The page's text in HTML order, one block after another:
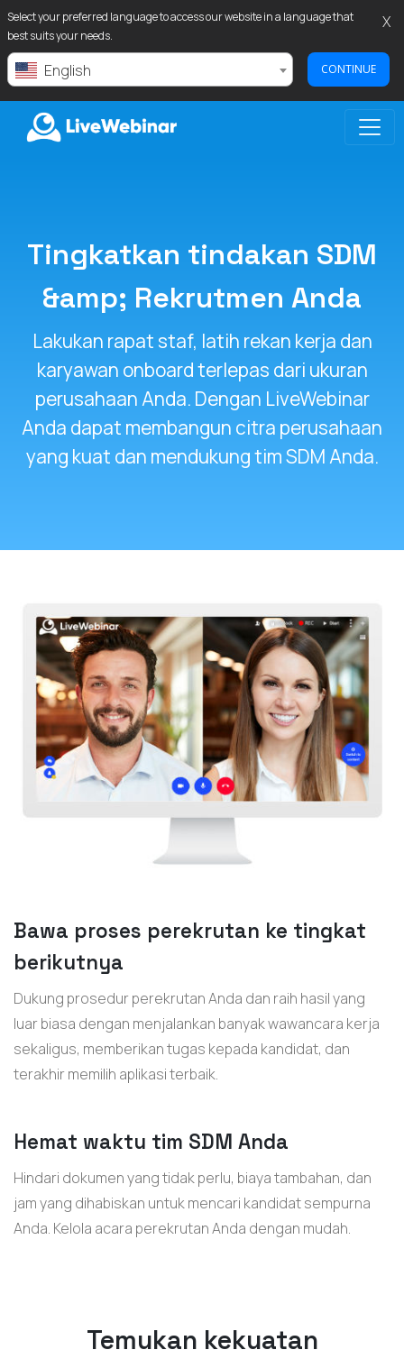
Select your preferred language to access our website in a language that
best suits your needs.
English CONTINUE
X
Tingkatkan tindakan SDM
&amp; Rekrutmen Anda
Lakukan rapat staf, latih rekan kerja dan
karyawan onboard terlepas dari ukuran
perusahaan Anda. Dengan LiveWebinar
Anda dapat membangun citra perusahaan
yang kuat dan mendukung tim SDM Anda.
Bawa proses perekrutan ke tingkat
berikutnya
Dukung prosedur perekrutan Anda dan raih hasil yang
luar biasa dengan menjalankan banyak wawancara kerja
sekaligus, memberikan tugas kepada kandidat, dan
terakhir memilih aplikasi terbaik.
Hemat waktu tim SDM Anda
Hindari dokumen yang tidak perlu, biaya tambahan, dan
jam yang dihabiskan untuk mencari kandidat sempurna
Anda. Kelola acara perekrutan Anda dengan mudah.
Temukan kekuatan